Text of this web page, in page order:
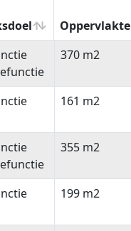
Oppervlakte
Oppervlakte
370 m2
161 m2
355 m2
199 m2